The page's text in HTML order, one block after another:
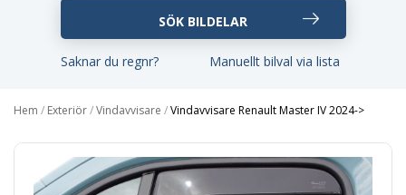
Saknar du regnr? Manuellt bilval via lista
Hem / Exteriör/Vindavvisare /Vindavvisare Renault Master IV 2024->